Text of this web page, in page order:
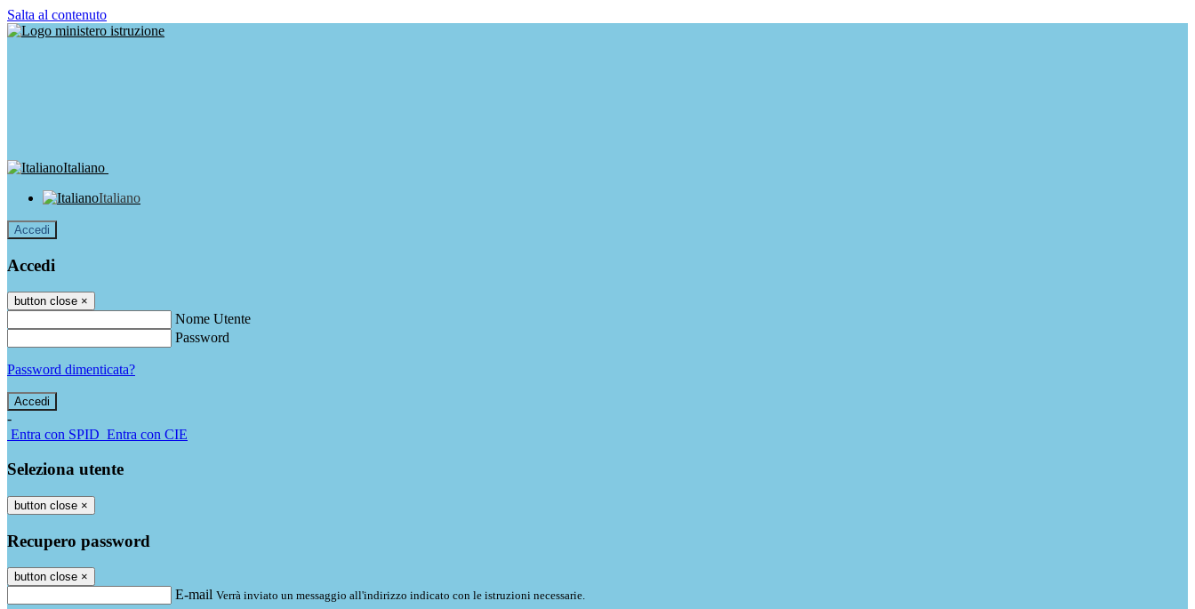
Salta al contenuto
Italiano
Italiano
Accedi
Accedi
button close ×
Nome Utente
Password
Password dimenticata?
-
Entra con SPID Entra con CIE
Seleziona utente
button close ×
Recupero password
button close ×
E-mail Verrà inviato un messaggio all'indirizzo indicato con le istruzioni necessarie.